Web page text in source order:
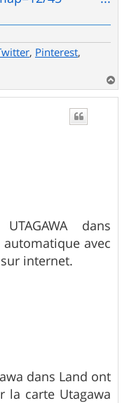
, Pinterest,
a
dans
avec
internet.
dans Land ont
la carte Utagawa